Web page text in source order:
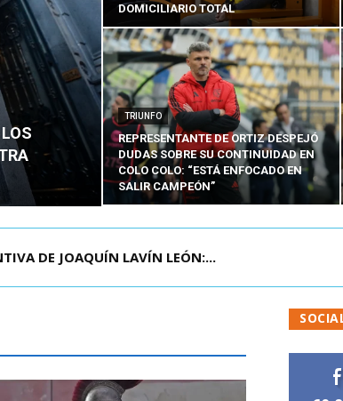
DOMICILIARIO TOTAL
TRIUNFO
REPRESENTANTE DE ORTIZ DESPEJÓ
DUDAS SOBRE SU CONTINUIDAD EN
COLO COLO: “ESTÁ ENFOCADO EN
SALIR CAMPEÓN”
EL CRIMEN ORGANIZADO Y EL ...